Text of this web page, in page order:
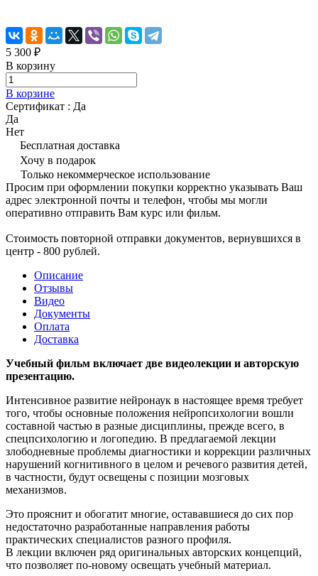
5 300 ₽
В корзину
В корзине
Сертификат : Да
Да
Нет
Бесплатная доставка
Хочу в подарок
Только некоммерческое использование
Просим при оформлении покупки корректно указывать Ваш
адрес электронной почты и телефон, чтобы мы могли
оперативно отправить Вам курс или фильм.
Стоимость повторной отправки документов, вернувшихся в
центр - 800 рублей.
Описание
Отзывы
Видео
Документы
Оплата
Доставка
Учебный фильм включает две видеолекции и авторскую
презентацию.
Интенсивное развитие нейронаук в настоящее время требует
того, чтобы основные положения нейропсихологии вошли
составной частью в разные дисциплины, прежде всего, в
спецпсихологию и логопедию. В предлагаемой лекции
злободневные проблемы диагностики и коррекции различных
нарушений когнитивного в целом и речевого развития детей,
в частности, будут освещены с позиции мозговых
механизмов.
Это прояснит и обогатит многие, остававшиеся до сих пор
недостаточно разработанные направления работы
практических специалистов разного профиля.
В лекции включен ряд оригинальных авторских концепций,
что позволяет по-новому освещать учебный материал.